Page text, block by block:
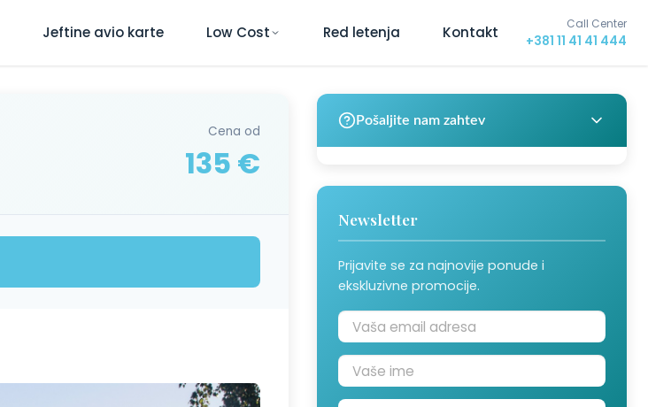
Jeftine avio karte Low Cost Red letenja Kontakt Call Center
+381 11 41 41 444
Cena od
135 €
Pošaljite nam zahtev
Newsletter
Prijavite se za najnovije ponude i
ekskluzivne promocije.